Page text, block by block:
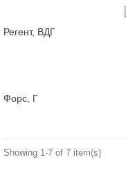
Регент, ВДГ
Форс, Г
Showing 1-7 of 7 item(s)